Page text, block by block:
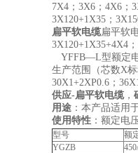
7X4；3X6；4X6；
3X120+1X35；
扁平软电缆扁平软
3X120+1X35+4X4
YFFB—L型额定电
生产范围（芯数X标
30X1+2XP0.6；
供应-扁平软电缆，
用途 ：本产品适用
使用特性 ：额定电
型号
额
YGZB